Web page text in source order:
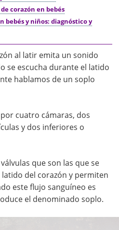
corazón en bebés
bebés y niños: diagnóstico y
al latir emita un sonido
se escucha durante el latido
hablamos de un soplo
cuatro cámaras, dos
y dos inferiores o
que son las que se
del corazón y permiten
este flujo sanguíneo es
el denominado soplo.